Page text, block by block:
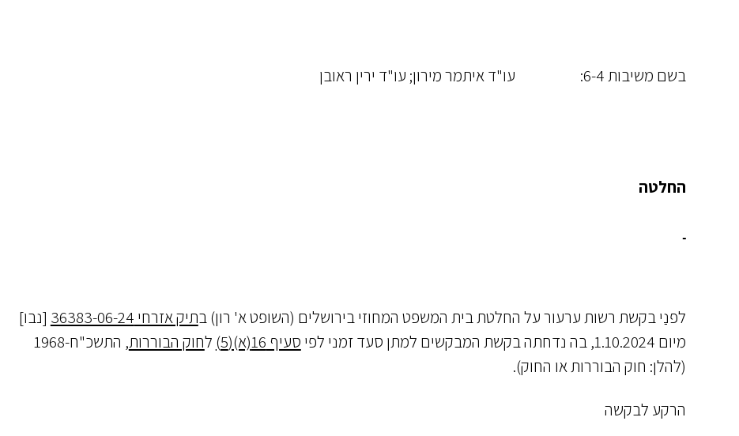
בשם משיבות 6-4: עו"ד איתמר מירון; עו"ד ירין ראובן
החלטה
לפנַי בקשת רשות ערעור על החלטת בית המשפט המחוזי בירושלים (השופט א' רון) בתיק אזרחי 36383-06-24
[נבו]
מיום 1.10.2024, בה נדחתה בקשת המבקשים למתן סעד זמני לפי
סעיף 16(א)(5) לחוק הבוררות
, התשכ"ח-1968
(להלן: חוק הבוררות או החוק).
הרקע לבקשה